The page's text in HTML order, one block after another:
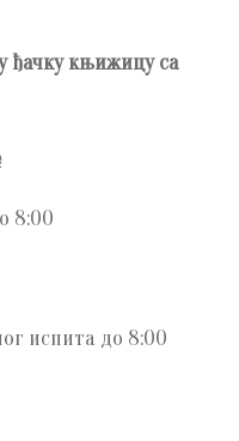
ђачку књижицу са
8:00
испита до 8:00